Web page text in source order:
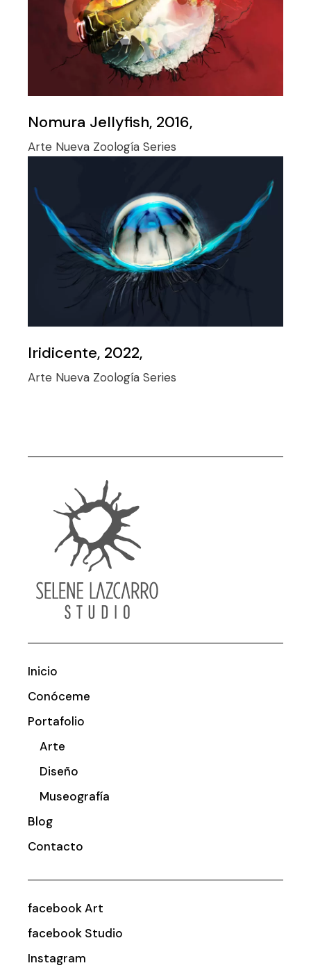
Nomura Jellyfish, 2016,
Arte Nueva ZoologíaSeries
Iridicente, 2022,
Arte Nueva ZoologíaSeries
Inicio
Conóceme
Portafolio
Arte
Diseño
Museografía
Blog
Contacto
facebook Art
facebook Studio
Instagram